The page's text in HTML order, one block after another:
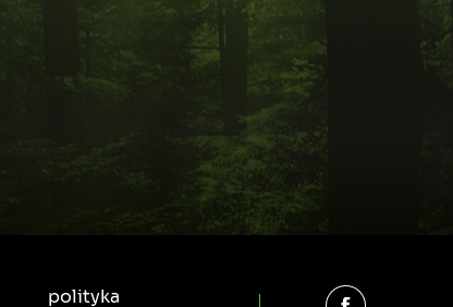
polityka